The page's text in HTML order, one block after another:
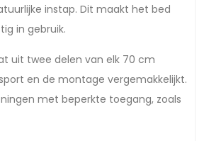
instap. Dit maakt het bed
in gebruik.
uit twee delen van elk 70 cm
en de montage vergemakkelijkt.
met beperkte toegang, zoals